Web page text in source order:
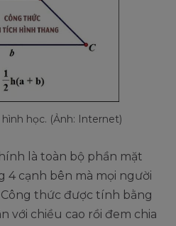
học. (Ảnh: Internet)
là toàn bộ phần mặt
cạnh bên mà mọi người
thức được tính bằng
với chiều cao rồi đem chia